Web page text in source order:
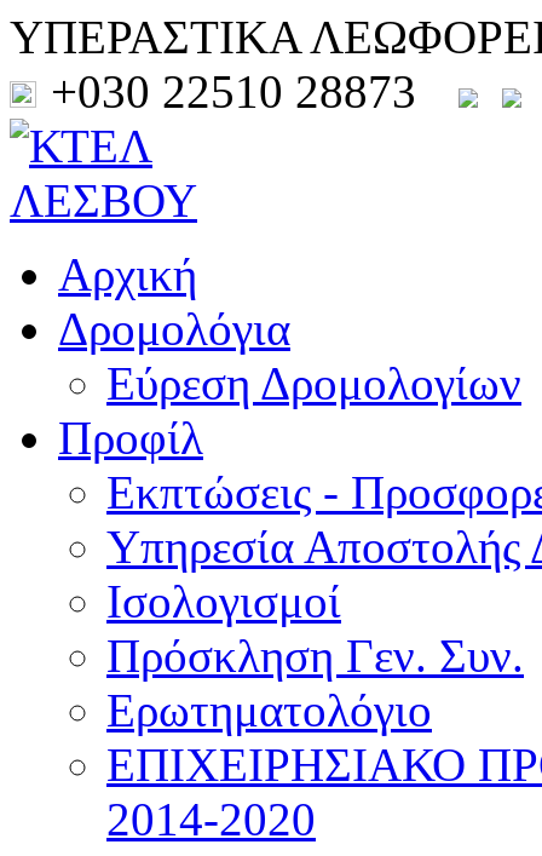
ΥΠΕΡΑΣΤΙΚΑ
+030 22510 28873
Αρχική
Δρομολόγια
Εύρεση Δρομολογίων
Προφίλ
Εκπτώσεις -
Υπηρεσία Αποστολής
Ισολογισμοί
Πρόσκληση Γεν. Συν.
Ερωτηματολόγιο
ΕΠΙΧΕΙΡΗΣΙΑΚΟ
2014-2020